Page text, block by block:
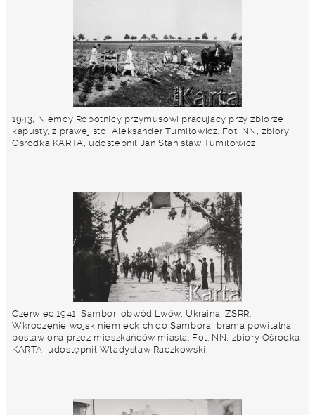
1943, Niemcy Robotnicy przymusowi pracujący przy zbiorze
kapusty, z prawej stoi Aleksander Tumiłowicz. Fot. NN, zbiory
Ośrodka KARTA, udostępnił Jan Stanisław Tumiłowicz
Czerwiec 1941, Sambor, obwód Lwów, Ukraina, ZSRR.
Wkroczenie wojsk niemieckich do Sambora, brama powitalna
postawiona przez mieszkańców miasta. Fot. NN, zbiory Ośrodka
KARTA, udostępnił Władysław Raczkowski.